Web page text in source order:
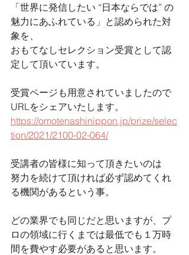
「世界に発信したい “日本ならでは” の
魅力にあふれている」と認められた対
象を、
おもてなしセレクション受賞として認
定して頂いています。
受賞ページも用意されていましたので
URLをシェアいたします。
https://omotenashinippon.jp/prize/selec
tion/2021/2100-02-064/
受講者の皆様に知って頂きたいのは
努力を続けて頂ければ必ず認めてくれ
る機関があるという事。
どの業界でも同じだと思いますが、プ
ロの領域に行くまでは最低でも１万時
間を費やす必要があると思います。